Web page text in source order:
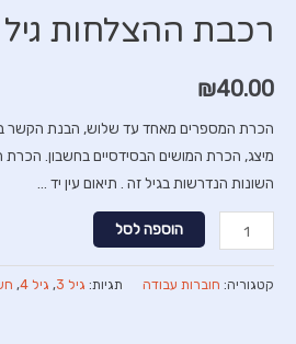
רכבת ההצלחות גיל 3-4 חשבון
₪40.00
הכרת המספרים מאחד עד שלוש, הבנת הקשר
מיצג, הכרת המושים הבסידסיים בחשבון. הכרת
השונות הנדרשות בגיל זה . תיאום עין יד …
כמות
של
רכבת
הוספה לסל
קטגוריה: חוברות עבודה תגיות: גיל 3 , גיל 4 ,